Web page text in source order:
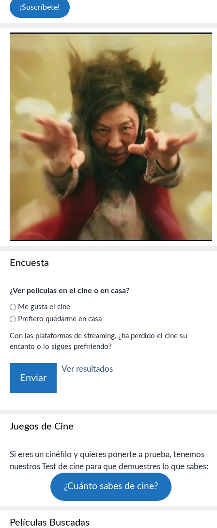
Encuesta
¿Ver películas en el cine o en casa?
Me gusta el cine
Prefiero quedarme en casa
Con las plataformas de streaming, ¿ha perdido el cine su
encanto o lo sigues prefiriendo?
Ver resultados
Juegos de Cine
Si eres un cinéfilo y quieres ponerte a prueba, tenemos
nuestros Test de cine para que demuestres lo que sabes:
¿Cuánto sabes de cine?
Películas Buscadas